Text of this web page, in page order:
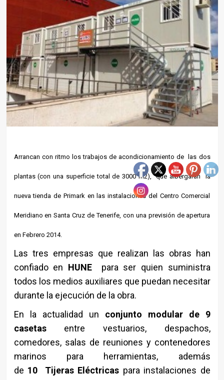
Arrancan con ritmo los trabajos de acondicionamiento de las dos
plantas (con una superficie total de 3000 m2), que albergarán la
nueva tienda de Primark en las instalaciones del Centro Comercial
Meridiano en Santa Cruz de Tenerife, con una previsión de apertura
en Febrero 2014.
Las tres empresas que realizan las obras han
confiado en HUNEpara ser quien suministra
todos los medios auxiliares que puedan necesitar
durante la ejecución de la obra.
En la actualidad un conjunto modular de 9
casetasentre vestuarios, despachos,
comedores, salas de reuniones y contenedores
marinos para herramientas, además
de 10 Tijeras Eléctricas para instalaciones de